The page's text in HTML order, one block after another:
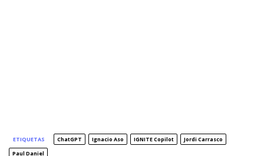
ETIQUETAS ChatGPT Ignacio Aso IGNITE Copilot
Jordi Carrasco
Paul Daniel